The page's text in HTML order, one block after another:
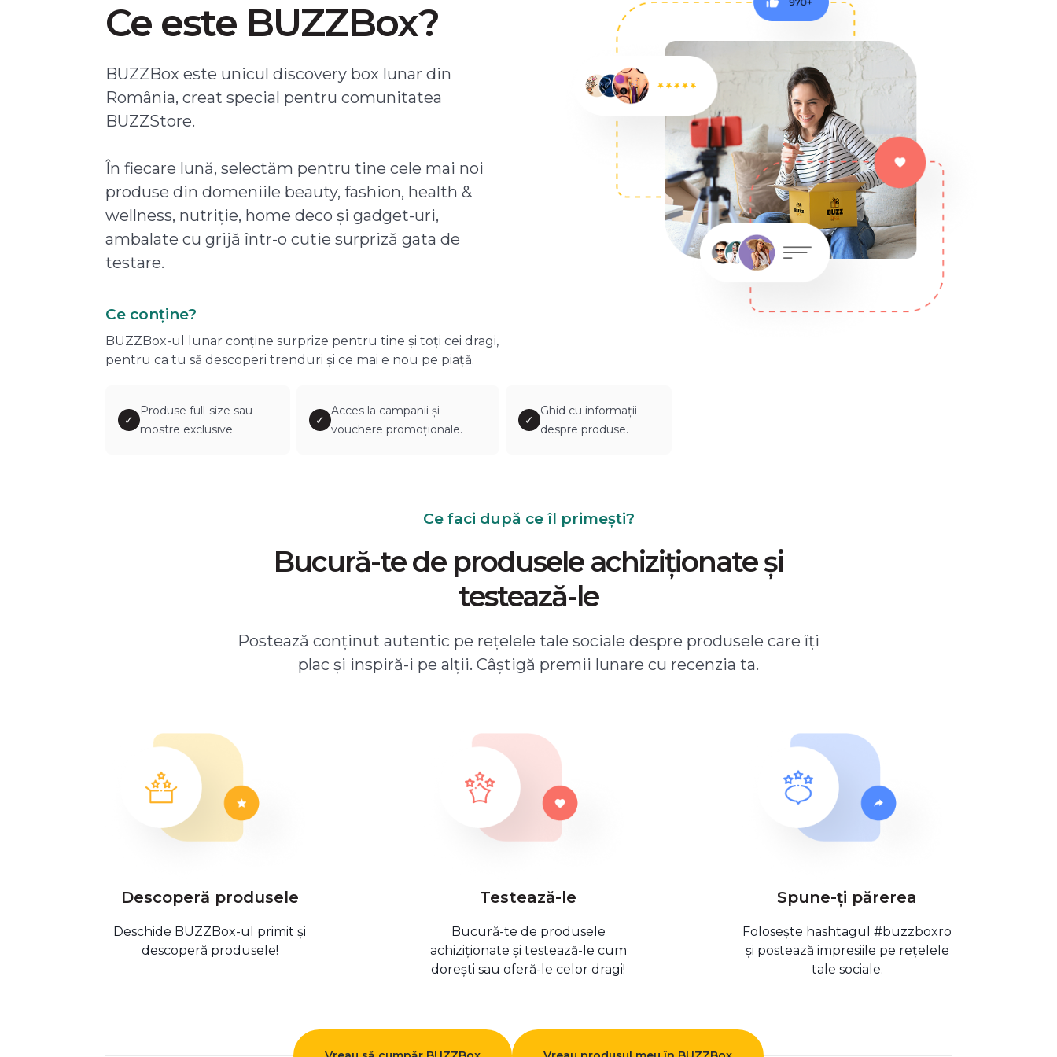
Ce este BUZZBox?
BUZZBox este unicul discovery box lunar din
România, creat special pentru comunitatea
BUZZStore.
În fiecare lună, selectăm pentru tine cele mai noi
produse din domeniile beauty, fashion, health &
wellness, nutriție, home deco și gadget-uri,
ambalate cu grijă într-o cutie surpriză gata de
testare.
Ce conține?
BUZZBox-ul lunar conține surprize pentru tine și toți cei dragi,
pentru ca tu să descoperi trenduri și ce mai e nou pe piață.
✓
Produse full-size sau
mostre exclusive.
✓
Acces la campanii și
vouchere promoționale.
✓
Ghid cu informații
despre produse.
Ce faci după ce îl primești?
Bucură-te de produsele achiziționate și
testează-le
Postează conținut autentic pe rețelele tale sociale despre produsele care îți
plac și inspiră-i pe alții. Câștigă premii lunare cu recenzia ta.
Descoperă produsele
Deschide BUZZBox-ul primit și
descoperă produsele!
Testează-le
Bucură-te de produsele
achiziționate și testează-le cum
dorești sau oferă-le celor dragi!
Spune-ți părerea
Folosește hashtagul #buzzboxro
și postează impresiile pe rețelele
tale sociale.